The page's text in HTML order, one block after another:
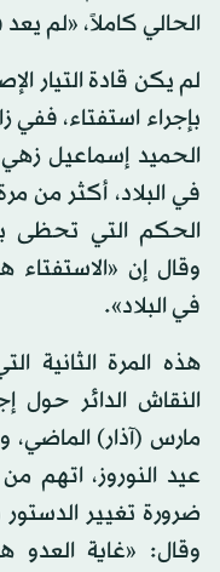
الحالي كاملاً، «لم يعد
لم يكن قادة التيار
بإجراء استفتاء، ففي
الحميد إسماعيل
في البلاد، أكثر من
الحكم التي تحظى
وقال إن
في البلاد».
هذه المرة
مارس (آذار)
عيد النوروز، اتهم
ضرورة تغيير الدستور
وقال: «غاية العدو